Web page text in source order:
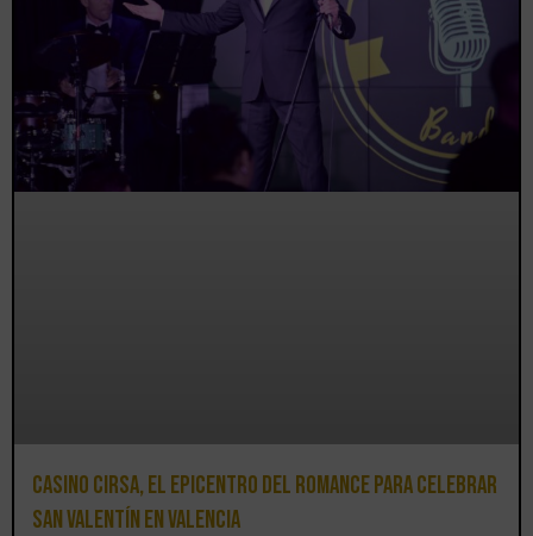
Casino CIRSA, el epicentro del romance para celebrar
San Valentín en Valencia